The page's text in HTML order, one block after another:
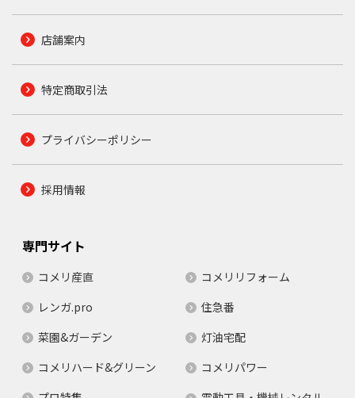
店舗案内
特定商取引法
プライバシーポリシー
採用情報
専門サイト
コメリ産直
コメリリフォーム
レンガ.pro
住急番
菜園&ガーデン
灯油宅配
コメリハード&グリーン
コメリパワー